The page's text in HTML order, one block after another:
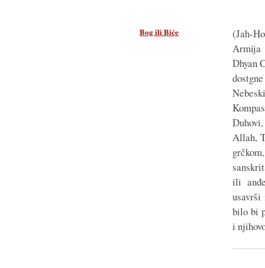
Bog ili Biće
(Jah-
Armija
Dhyan
Allah,
ili
bilo bi
i